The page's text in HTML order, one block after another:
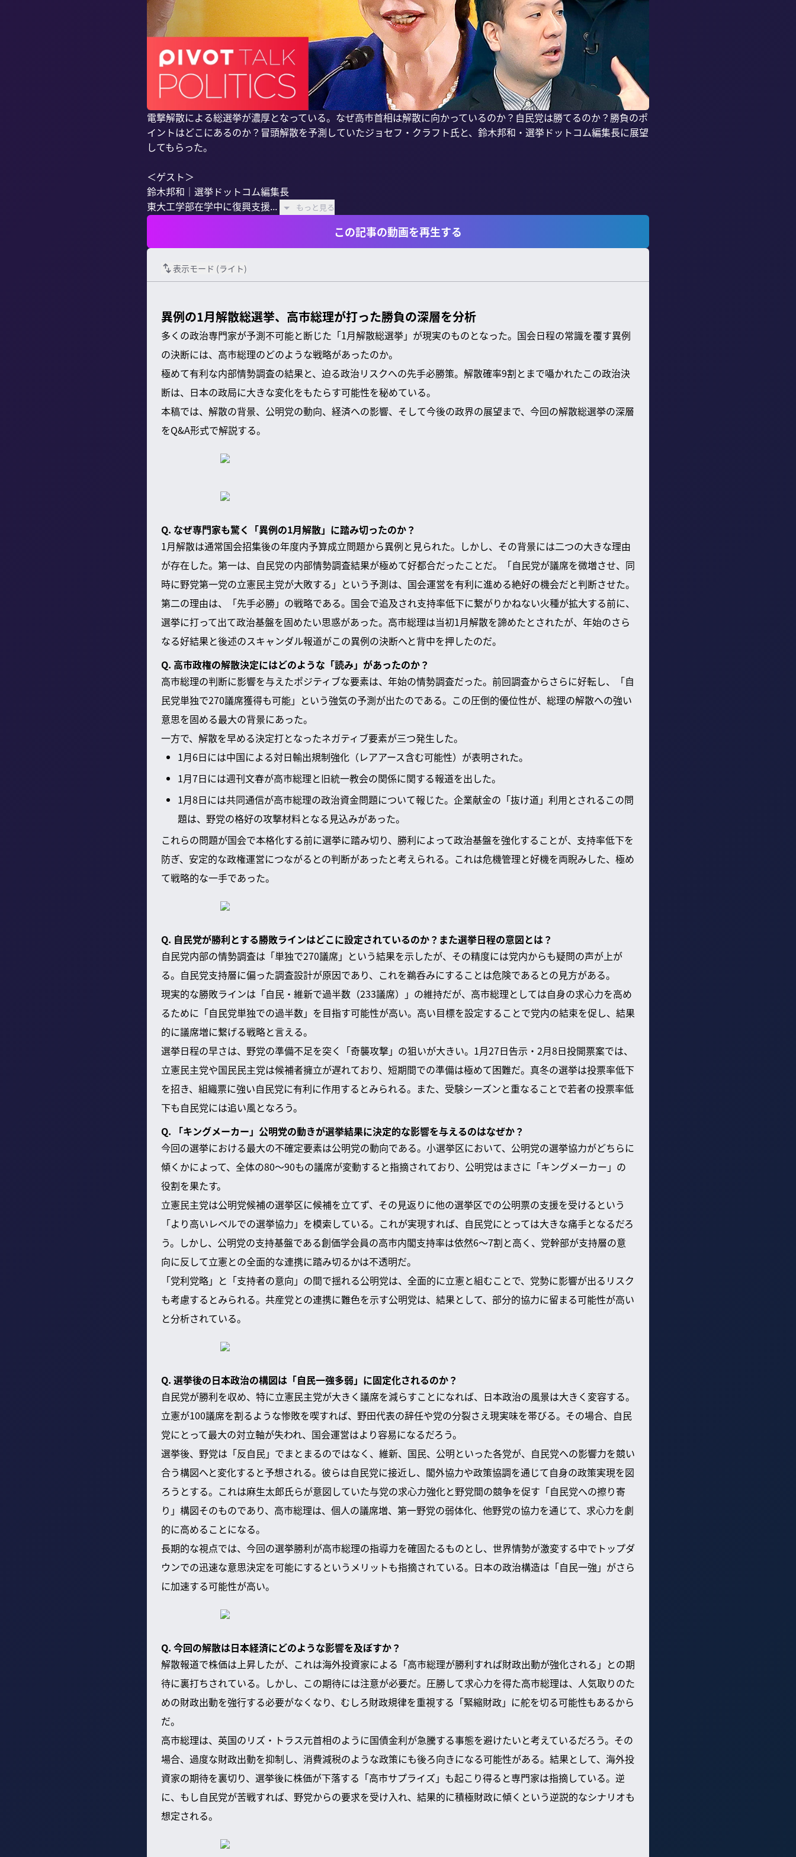
電撃解散による総選挙が濃厚となっている。なぜ高市首相は解散に向かっているのか？自民党は勝てるのか？勝負のポ
イントはどこにあるのか？冒頭解散を予測していたジョセフ・クラフト氏と、鈴木邦和・選挙ドットコム編集長に展望
してもらった。
＜ゲスト＞
鈴木邦和｜選挙ドットコム編集長
東大工学部在学中に復興支援...
もっと見る
この記事の動画を再生する
表示モード (ライト)
異例の1月解散総選挙、高市総理が打った勝負の深層を分析
多くの政治専門家が予測不可能と断じた「1月解散総選挙」が現実のものとなった。国会日程の常識を覆す異例
の決断には、高市総理のどのような戦略があったのか。
極めて有利な内部情勢調査の結果と、迫る政治リスクへの先手必勝策。解散確率9割とまで囁かれたこの政治決
断は、日本の政局に大きな変化をもたらす可能性を秘めている。
本稿では、解散の背景、公明党の動向、経済への影響、そして今後の政界の展望まで、今回の解散総選挙の深層
をQ&A形式で解説する。
Q. なぜ専門家も驚く「異例の1月解散」に踏み切ったのか？
1月解散は通常国会招集後の年度内予算成立問題から異例と見られた。しかし、その背景には二つの大きな理由
が存在した。第一は、自民党の内部情勢調査結果が極めて好都合だったことだ。「自民党が議席を微増させ、同
時に野党第一党の立憲民主党が大敗する」という予測は、国会運営を有利に進める絶好の機会だと判断させた。
第二の理由は、「先手必勝」の戦略である。国会で追及され支持率低下に繋がりかねない火種が拡大する前に、
選挙に打って出て政治基盤を固めたい思惑があった。高市総理は当初1月解散を諦めたとされたが、年始のさら
なる好結果と後述のスキャンダル報道がこの異例の決断へと背中を押したのだ。
Q. 高市政権の解散決定にはどのような「読み」があったのか？
高市総理の判断に影響を与えたポジティブな要素は、年始の情勢調査だった。前回調査からさらに好転し、「自
民党単独で270議席獲得も可能」という強気の予測が出たのである。この圧倒的優位性が、総理の解散への強い
意思を固める最大の背景にあった。
一方で、解散を早める決定打となったネガティブ要素が三つ発生した。
1月6日には中国による対日輸出規制強化（レアアース含む可能性）が表明された。
1月7日には週刊文春が高市総理と旧統一教会の関係に関する報道を出した。
1月8日には共同通信が高市総理の政治資金問題について報じた。企業献金の「抜け道」利用とされるこの問
題は、野党の格好の攻撃材料となる見込みがあった。
これらの問題が国会で本格化する前に選挙に踏み切り、勝利によって政治基盤を強化することが、支持率低下を
防ぎ、安定的な政権運営につながるとの判断があったと考えられる。これは危機管理と好機を両睨みした、極め
て戦略的な一手であった。
Q. 自民党が勝利とする勝敗ラインはどこに設定されているのか？また選挙日程の意図とは？
自民党内部の情勢調査は「単独で270議席」という結果を示したが、その精度には党内からも疑問の声が上が
る。自民党支持層に偏った調査設計が原因であり、これを鵜呑みにすることは危険であるとの見方がある。
現実的な勝敗ラインは「自民・維新で過半数（233議席）」の維持だが、高市総理としては自身の求心力を高め
るために「自民党単独での過半数」を目指す可能性が高い。高い目標を設定することで党内の結束を促し、結果
的に議席増に繋げる戦略と言える。
選挙日程の早さは、野党の準備不足を突く「奇襲攻撃」の狙いが大きい。1月27日告示・2月8日投開票案では、
立憲民主党や国民民主党は候補者擁立が遅れており、短期間での準備は極めて困難だ。真冬の選挙は投票率低下
を招き、組織票に強い自民党に有利に作用するとみられる。また、受験シーズンと重なることで若者の投票率低
下も自民党には追い風となろう。
Q. 「キングメーカー」公明党の動きが選挙結果に決定的な影響を与えるのはなぜか？
今回の選挙における最大の不確定要素は公明党の動向である。小選挙区において、公明党の選挙協力がどちらに
傾くかによって、全体の80〜90もの議席が変動すると指摘されており、公明党はまさに「キングメーカー」の
役割を果たす。
立憲民主党は公明党候補の選挙区に候補を立てず、その見返りに他の選挙区での公明票の支援を受けるという
「より高いレベルでの選挙協力」を模索している。これが実現すれば、自民党にとっては大きな痛手となるだろ
う。しかし、公明党の支持基盤である創価学会員の高市内閣支持率は依然6〜7割と高く、党幹部が支持層の意
向に反して立憲との全面的な連携に踏み切るかは不透明だ。
「党利党略」と「支持者の意向」の間で揺れる公明党は、全面的に立憲と組むことで、党勢に影響が出るリスク
も考慮するとみられる。共産党との連携に難色を示す公明党は、結果として、部分的協力に留まる可能性が高い
と分析されている。
Q. 選挙後の日本政治の構図は「自民一強多弱」に固定化されるのか？
自民党が勝利を収め、特に立憲民主党が大きく議席を減らすことになれば、日本政治の風景は大きく変容する。
立憲が100議席を割るような惨敗を喫すれば、野田代表の辞任や党の分裂さえ現実味を帯びる。その場合、自民
党にとって最大の対立軸が失われ、国会運営はより容易になるだろう。
選挙後、野党は「反自民」でまとまるのではなく、維新、国民、公明といった各党が、自民党への影響力を競い
合う構図へと変化すると予想される。彼らは自民党に接近し、閣外協力や政策協調を通じて自身の政策実現を図
ろうとする。これは麻生太郎氏らが意図していた与党の求心力強化と野党間の競争を促す「自民党への擦り寄
り」構図そのものであり、高市総理は、個人の議席増、第一野党の弱体化、他野党の協力を通じて、求心力を劇
的に高めることになる。
長期的な視点では、今回の選挙勝利が高市総理の指導力を確固たるものとし、世界情勢が激変する中でトップダ
ウンでの迅速な意思決定を可能にするというメリットも指摘されている。日本の政治構造は「自民一強」がさら
に加速する可能性が高い。
Q. 今回の解散は日本経済にどのような影響を及ぼすか？
解散報道で株価は上昇したが、これは海外投資家による「高市総理が勝利すれば財政出動が強化される」との期
待に裏打ちされている。しかし、この期待には注意が必要だ。圧勝して求心力を得た高市総理は、人気取りのた
めの財政出動を強行する必要がなくなり、むしろ財政規律を重視する「緊縮財政」に舵を切る可能性もあるから
だ。
高市総理は、英国のリズ・トラス元首相のように国債金利が急騰する事態を避けたいと考えているだろう。その
場合、過度な財政出動を抑制し、消費減税のような政策にも後ろ向きになる可能性がある。結果として、海外投
資家の期待を裏切り、選挙後に株価が下落する「高市サプライズ」も起こり得ると専門家は指摘している。逆
に、もし自民党が苦戦すれば、野党からの要求を受け入れ、結果的に積極財政に傾くという逆説的なシナリオも
想定される。